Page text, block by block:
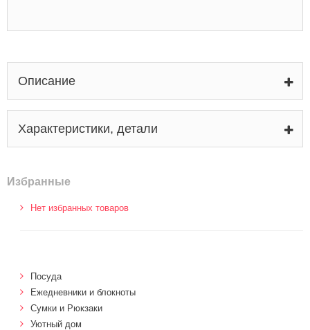
Описание
Характеристики, детали
Избранные
Нет избранных товаров
Посуда
Ежедневники и блокноты
Сумки и Рюкзаки
Уютный дом